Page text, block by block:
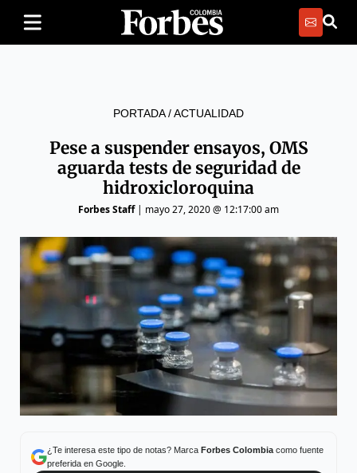
PORTADA/ACTUALIDAD
Pese a suspender ensayos, OMS
aguarda tests de seguridad de
hidroxicloroquina
Forbes Staff| mayo 27, 2020 @ 12:17:00 am
¿Te interesa este tipo de notas? Marca Forbes Colombiacomo fuente
preferida en Google.